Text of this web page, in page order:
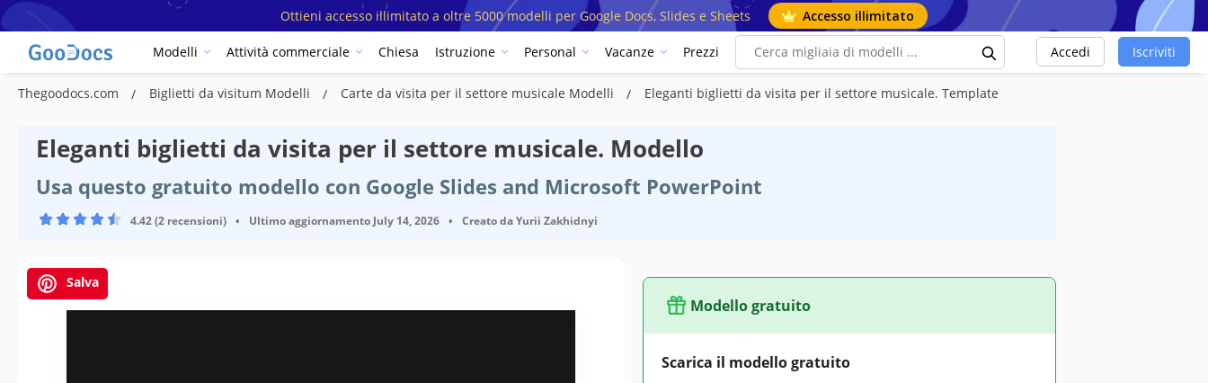
Ottieni accesso illimitato a oltre 5000 modelli per Google Docs, Slides e Sheets Accesso illimitato
Modelli Attività commerciale Chiesa Istruzione Personal Vacanze Prezzi Accedi Iscriviti
Thegoodocs.com Biglietti da visitum Modelli Carte da visita per il settore musicale Modelli Eleganti biglietti da visita per il settore musicale. Template
Eleganti biglietti da visita per il settore musicale. Modello
Usa questo gratuito modello con Google Slides and Microsoft PowerPoint
4.42 (2 recensioni) • Ultimo aggiornamento July 14, 2026 • Creato daYurii Zakhidnyi
Salva
Specifiche del modello Modello gratuito
Scarica il modello gratuito